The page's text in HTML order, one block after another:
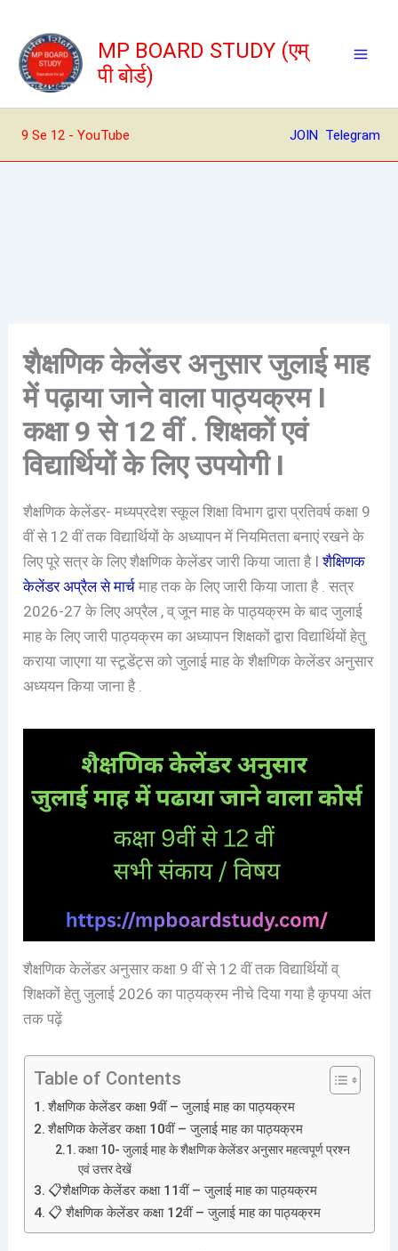
content
MP BOARD STUDY (एम्
पी बोर्ड)
9 Se 12 - YouTube JOIN Telegram
शैक्षणिक केलेंडर अनुसार जुलाई माह
में पढ़ाया जाने वाला पाठ्यक्रम I
कक्षा 9 से 12 वीं . शिक्षकों एवं
विद्यार्थियों के लिए उपयोगी I
शैक्षणिक केलेंडर- मध्यप्रदेश स्कूल शिक्षा विभाग द्वारा प्रतिवर्ष कक्षा 9
वीं से 12 वीं तक विद्यार्थियों के अध्यापन में नियमितता बनाएं रखने के
लिए पूरे सत्र के लिए शैक्षणिक केलेंडर जारी किया जाता है Iशैक्षिणक
केलेंडर अप्रैल से मार्च माह तक के लिए जारी किया जाता है . सत्र
2026-27 के लिए अप्रैल , व् जून माह के पाठ्यक्रम के बाद जुलाई
माह के लिए जारी पाठ्यक्रम का अध्यापन शिक्षकों द्वारा विद्यार्थियों हेतु
कराया जाएगा या स्टूडेंट्स को जुलाई माह के शैक्षणिक केलेंडर अनुसार
अध्ययन किया जाना है .
शैक्षणिक केलेंडर अनुसार कक्षा 9 वीं से 12 वीं तक विद्यार्थियों व्
शिक्षकों हेतु जुलाई 2026 का पाठ्यक्रम नीचे दिया गया है कृपया अंत
तक पढ़ें
Table of Contents
शैक्षणिक केलेंडर कक्षा 9वीं – जुलाई माह का पाठ्यक्रम
शैक्षणिक केलेंडर कक्षा 10वीं – जुलाई माह का पाठ्यक्रम
कक्षा 10- जुलाई माह के शैक्षणिक केलेंडर अनुसार महत्वपूर्ण प्रश्न
एवं उत्तर देखें
📋शैक्षणिक केलेंडर कक्षा 11वीं – जुलाई माह का पाठ्यक्रम
📋 शैक्षणिक केलेंडर कक्षा 12वीं – जुलाई माह का पाठ्यक्रम